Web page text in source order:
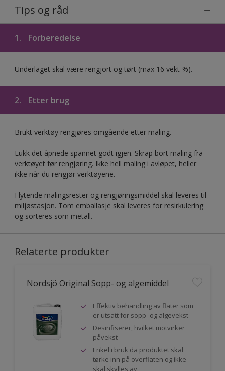
Tips og råd
1. Forberedelse
Underlaget skal være rengjort og tørt (max 16 vekt-%).
2. Etter brug
Brukt verktøy rengjøres omgående etter maling.
Lukk det åpnede spannet godt igjen. Skrap bort maling fra
verktøyet før rengjøring. Ikke hell maling i avløpet, heller
ikke når du rengjør verktøyene.
Flytende malingsrester og rengjøringsmiddel skal leveres til
miljøstasjon. Tom emballasje skal leveres for resirkulering
og sorteres som metall.
Relaterte produkter
Nordsjö Original Sopp- og algemiddel
Effektiv behandling av flater som
er utsatt for sopp- og algevekst
Desinfiserer, hvilket motvirker
påvekst
Enkel i bruk da produktet skal
tørke inn på overflaten og ikke
skal skylles av